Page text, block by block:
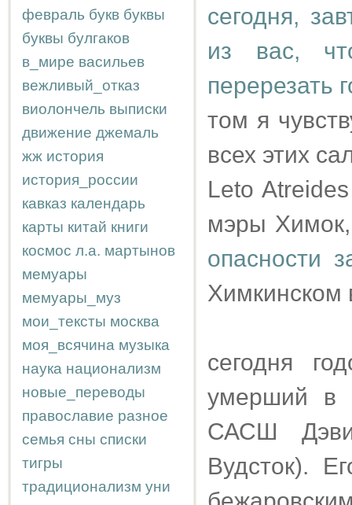
февраль букв буквы
буквы булгаков
в_мире васильев
вежливый_отказ
виолончель выписки
движение джемаль
жж история
история_россии
кавказ календарь
карты китай книги
космос л.а. мартынов
мемуары
мемуары_муз
мои_тексты москва
моя_всячина музыка
наука национализм
новые_переводы
православие разное
семья сны списки
тигры
традиционализм уни
сегодня,
из вас,
перерезать
том я
всех этих
Leto
мэры
опасности
Химкинском
сегодня
умерший в
САСШ
Вудсток).